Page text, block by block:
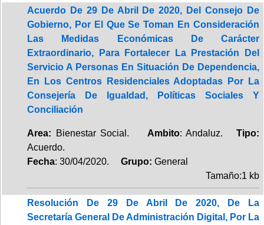
Acuerdo De 29 De Abril De 2020, Del Consejo De
Gobierno, Por El Que Se Toman En Consideración
Las Medidas Económicas De Carácter
Extraordinario, Para Fortalecer La Prestación Del
Servicio A Personas En Situación De Dependencia,
En Los Centros Residenciales Adoptadas Por La
Consejería De Igualdad, Políticas Sociales Y
Conciliación
Area: Bienestar Social. Ambito: Andaluz.Tipo:
Acuerdo.
Fecha: 30/04/2020. Grupo: General
Tamaño:1 kb
Resolución De 29 De Abril De 2020, De La
Secretaría General De Administración Digital, Por La